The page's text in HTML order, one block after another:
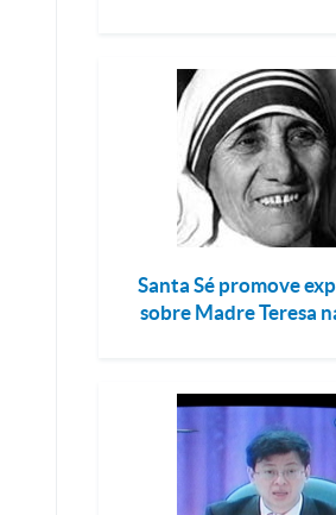
Santa Sé promove
sobre Madre Teresa